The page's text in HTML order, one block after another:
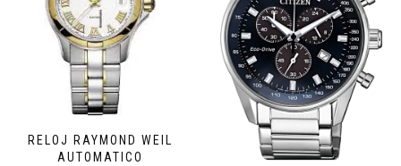
RELOJ RAYMOND WEIL
AUTOMATICO